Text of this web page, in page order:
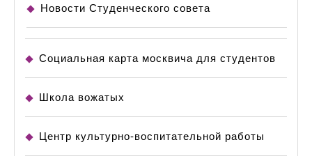
Новости Студенческого совета
Социальная карта москвича для студентов
Школа вожатых
Центр культурно-воспитательной работы